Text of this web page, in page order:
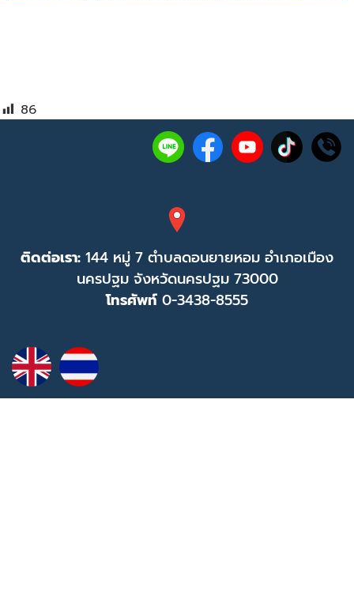
86
ติดต่อเรา: 144 หมู่ 7 ตำบลดอนยายหอม อำเภอเมือง
นครปฐม จังหวัดนครปฐม 73000
โทรศัพท์ 0-3438-8555